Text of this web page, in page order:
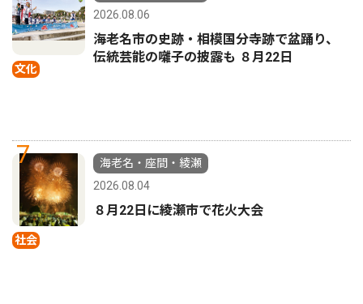
文化
2026.08.06
海老名市の史跡・相模国分寺跡で盆踊り、
伝統芸能の囃子の披露も ８月22日
7
社会
海老名・座間・綾瀬
2026.08.04
８月22日に綾瀬市で花火大会